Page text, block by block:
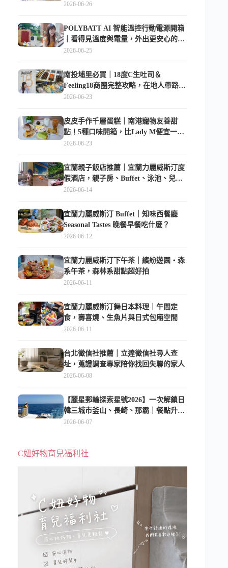
2026-06-26
POLYBATT AI 智能溫控行動電源開箱
｜看得見溫度與電量，外出更安心的
10000mAh 行動電源
2026-06-25
南投埔里必買｜18度C生吐司＆
Feeling18商圈完整攻略，在地人帶路這
樣逛
2026-06-23
皮皮手作千層蛋糕｜南港寵物友善甜
點！5種口味開箱，比Lady M便宜一半
的台北隱藏版
2026-06-23
宜蘭親子飯店推薦｜宜蘭力麗威斯汀度
假酒店，親子房、Buffet、泳池、兒童
俱樂部超適合放電
2026-06-14
宜蘭力麗威斯汀 Buffet｜知味西餐廳
Seasonal Tastes 晚餐早餐吃什麼？
2026-06-12
宜蘭力麗威斯汀下午茶｜繽紛遊園・森
系午茶，森林系甜點超好拍
2026-06-11
宜蘭力麗威斯汀舞日本料理｜午間定
食，壽喜燒、生魚片與日式包廂空間
2026-06-11
台北徵信社推薦｜立達徵信社尋人查
址，蒐證調查專家陪你找回失聯的家人
2026-06-08
【麗星郵輪探索星號2026】一次解鎖日
韓三城市釜山、長崎、那霸｜餐點升
級、表演更新、船上慶生超難忘
2026-06-07
C妞好物育兒福利社